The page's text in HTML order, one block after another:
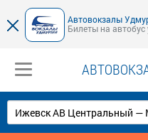
Автовокзалы
Билеты на